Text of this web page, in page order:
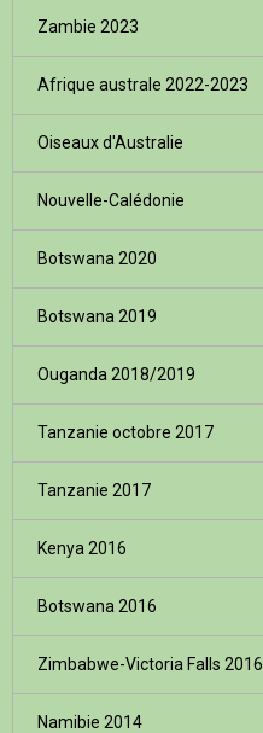
Zambie 2023
Afrique australe 2022-2023
Oiseaux d'Australie
Nouvelle-Calédonie
Botswana 2020
Botswana 2019
Ouganda 2018/2019
Tanzanie octobre 2017
Tanzanie 2017
Kenya 2016
Botswana 2016
Zimbabwe-Victoria Falls 2016
Namibie 2014